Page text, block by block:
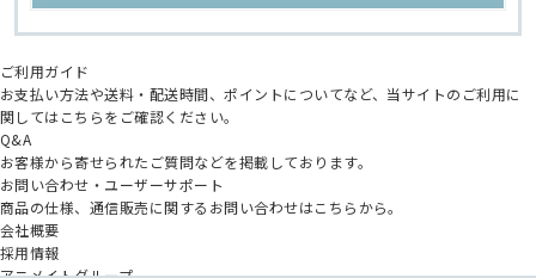
ご利用ガイド
お支払い方法や送料・配送時間、ポイントについてなど、当サイトのご利用に
関してはこちらをご確認ください。
Q&A
お客様から寄せられたご質問などを掲載しております。
お問い合わせ・ユーザーサポート
商品の仕様、通信販売に関するお問い合わせはこちらから。
会社概要
採用情報